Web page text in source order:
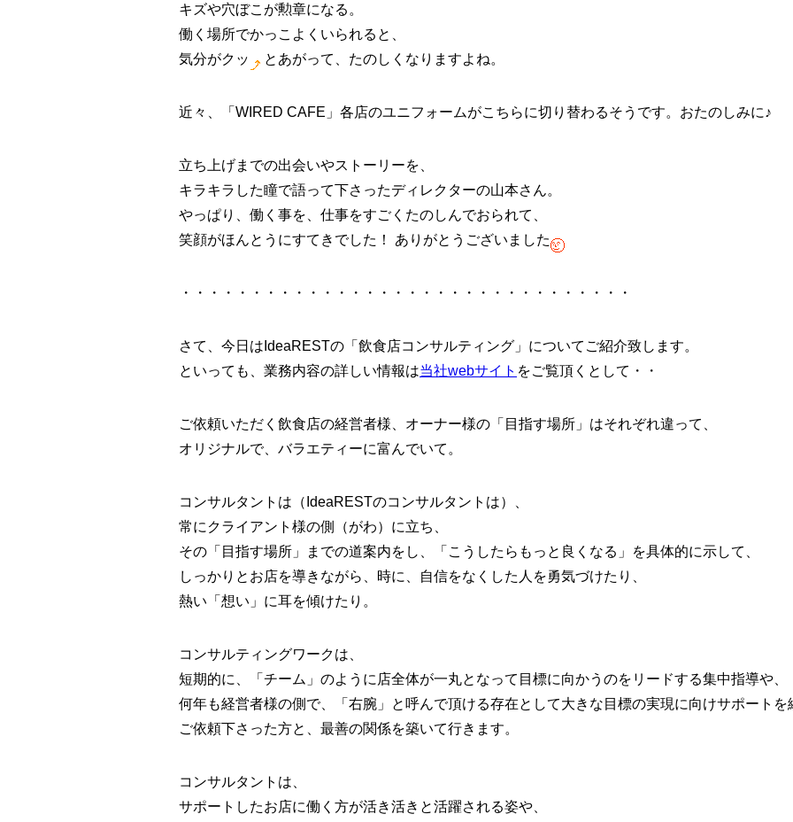
キズや穴ぼこが勲章になる。
働く場所でかっこよくいられると、
気分がクッ
とあがって、たのしくなりますよね。
近々、「WIRED CAFE」各店のユニフォームがこちらに切り替わるそうです。おたのしみに♪
立ち上げまでの出会いやストーリーを、
キラキラした瞳で語って下さったディレクターの山本さん。
やっぱり、働く事を、仕事をすごくたのしんでおられて、
笑顔がほんとうにすてきでした！ ありがとうございました
・・・・・・・・・・・・・・・・・・・・・・・・・・・・・・・・
さて、今日はIdeaRESTの「飲食店コンサルティング」についてご紹介致します。
といっても、業務内容の詳しい情報は当社webサイト をご覧頂くとして・・
ご依頼いただく飲食店の経営者様、オーナー様の「目指す場所」はそれぞれ違って、
オリジナルで、バラエティーに富んでいて。
コンサルタントは（IdeaRESTのコンサルタントは）、
常にクライアント様の側（がわ）に立ち、
その「目指す場所」までの道案内をし、「こうしたらもっと良くなる」を具体的に示して、
しっかりとお店を導きながら、時に、自信をなくした人を勇気づけたり、
熱い「想い」に耳を傾けたり。
コンサルティングワークは、
短期的に、「チーム」のように店全体が一丸となって目標に向かうのをリードする集中指導や、
何年も経営者様の側で、「右腕」と呼んで頂ける存在として大きな目標の実現に向けサポートを
ご依頼下さった方と、最善の関係を築いて行きます。
コンサルタントは、
サポートしたお店に働く方が活き活きと活躍される姿や、